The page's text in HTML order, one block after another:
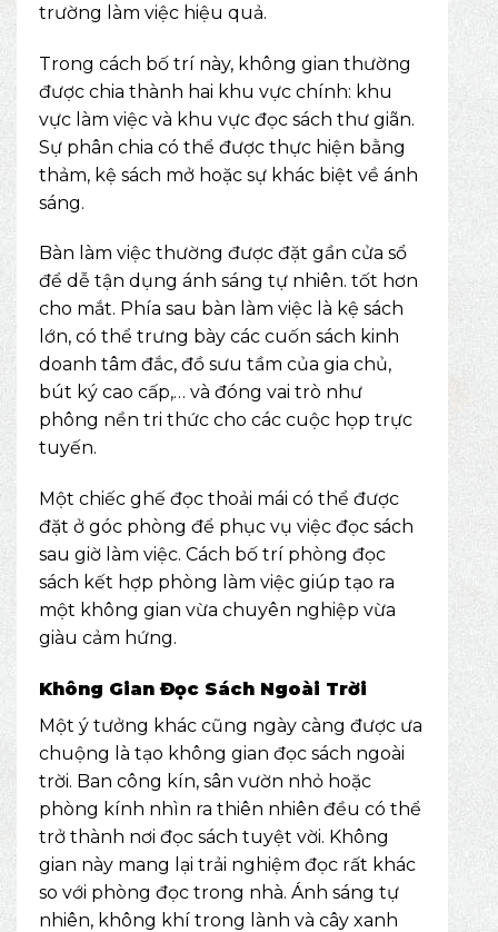
trường làm việc hiệu quả.
Trong cách bố trí này, không gian thường
được chia thành hai khu vực chính: khu
vực làm việc và khu vực đọc sách thư giãn.
Sự phân chia có thể được thực hiện bằng
thảm, kệ sách mở hoặc sự khác biệt về ánh
sáng.
Bàn làm việc thường được đặt gần cửa sổ
để dễ tận dụng ánh sáng tự nhiên. tốt hơn
cho mắt. Phía sau bàn làm việc là kệ sách
lớn, có thể trưng bày các cuốn sách kinh
doanh tâm đắc, đồ sưu tầm của gia chủ,
bút ký cao cấp,… và đóng vai trò như
phông nền tri thức cho các cuộc họp trực
tuyến.
Một chiếc ghế đọc thoải mái có thể được
đặt ở góc phòng để phục vụ việc đọc sách
sau giờ làm việc. Cách bố trí phòng đọc
sách kết hợp phòng làm việc giúp tạo ra
một không gian vừa chuyên nghiệp vừa
giàu cảm hứng.
Không Gian Đọc Sách Ngoài Trời
Một ý tưởng khác cũng ngày càng được ưa
chuộng là tạo không gian đọc sách ngoài
trời. Ban công kín, sân vườn nhỏ hoặc
phòng kính nhìn ra thiên nhiên đều có thể
trở thành nơi đọc sách tuyệt vời. Không
gian này mang lại trải nghiệm đọc rất khác
so với phòng đọc trong nhà. Ánh sáng tự
nhiên, không khí trong lành và cây xanh